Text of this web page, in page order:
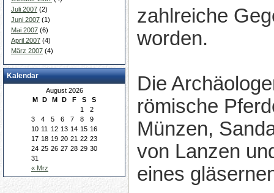
Juli 2007 (2)
Juni 2007 (1)
Mai 2007 (6)
April 2007 (4)
März 2007 (4)
Kalendar
August 2026
M
D M D F S S
« Mrz
1
2
3
4 5 6 7 8
9
10 11 12 13 14 15 16
17 18 19 20 21 22 23
24 25 26 27 28 29 30
31
zahlreiche
worden.
Die
römische
Münzen,
von Lanzen
eines